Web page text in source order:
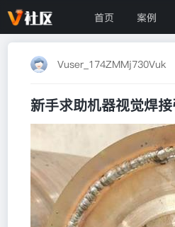
首页 案例
Vuser_174ZMMj730Vuk
新手求助机器视觉焊